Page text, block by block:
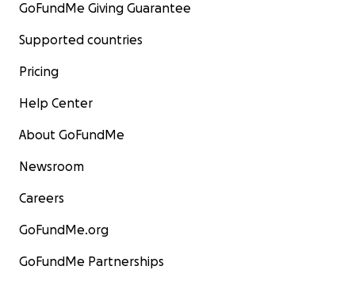
GoFundMe Giving Guarantee
Supported countries
Pricing
Help Center
About GoFundMe
Newsroom
Careers
GoFundMe.org
GoFundMe Partnerships